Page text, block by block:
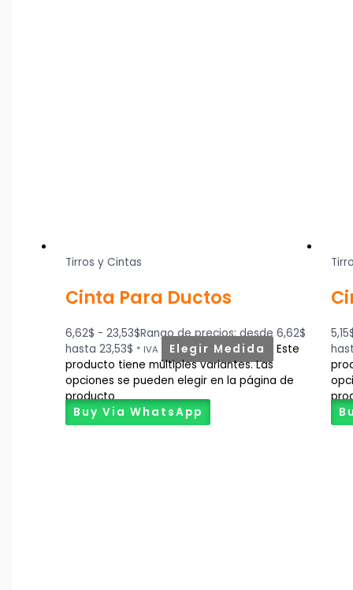
Tirros y Cintas
Cinta Para Ductos
6,62$ - 23,53$Rango de precios: desde 6,62$
hasta 23,53$ * IVA Elegir Medida
Este
producto tiene múltiples variantes. Las
opciones se pueden elegir en la página de
producto
Buy Via WhatsApp
5,15